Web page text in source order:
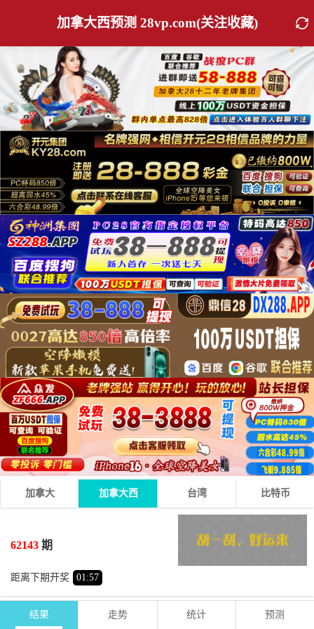
加拿大西预测 28vp.com(关注收藏)
加拿大 加拿大西 台湾 比特币
62143 期
距离下期开奖 01:57
4 + 1 + 1 = 06
期号 号码
结果 走势 统计 预测